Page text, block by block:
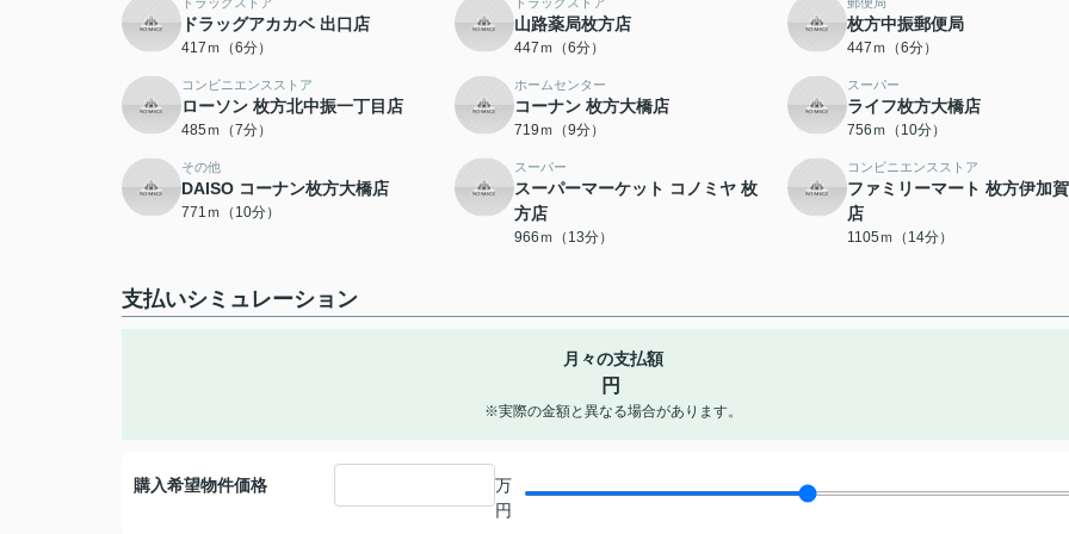
ドラッグアカカベ 出口店
417ｍ（6分）
山路薬局枚方店
447ｍ（6分）
枚方中振郵便局
447ｍ（6分）
コンビニエンスストア
ローソン 枚方北中振一丁目店
485ｍ（7分）
ホームセンター
コーナン 枚方大橋店
719ｍ（9分）
スーパー
ライフ枚方大橋店
756ｍ（10分）
その他
DAISO コーナン枚方大橋店
771ｍ（10分）
スーパー
スーパーマーケット コノミヤ 枚
方店
966ｍ（13分）
コンビニエンスストア
ファミリーマート 枚方伊加
店
1105ｍ（14分）
支払いシミュレーション
月々の支払額
円
※実際の金額と異なる場合があります。
購入希望物件価格
万
円